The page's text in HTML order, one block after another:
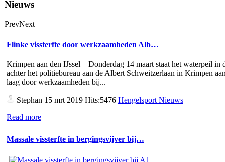
Nieuws
PrevNext
Flinke vissterfte door werkzaamheden Alb…
Krimpen aan den IJssel – Donderdag 14 maart staat het waterpeil in
achter het politiebureau aan de Albert Schweitzerlaan in Krimpen
laag door werkzaamheden bij...
Stephan 15 mrt 2019 Hits:5476 Hengelsport Nieuws
Read more
Massale vissterfte in bergingsvijver bij…